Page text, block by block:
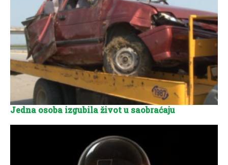
Jedna osoba izgubila život u saobraćaju